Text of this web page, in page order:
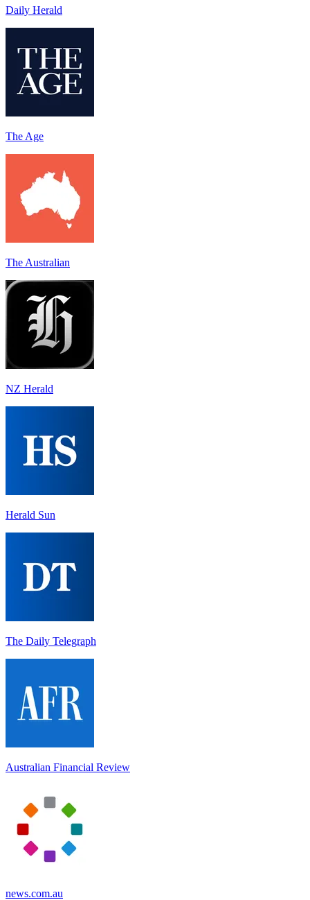
Daily Herald
The Age
The Australian
NZ Herald
Herald Sun
The Daily Telegraph
Australian Financial Review
news.com.au